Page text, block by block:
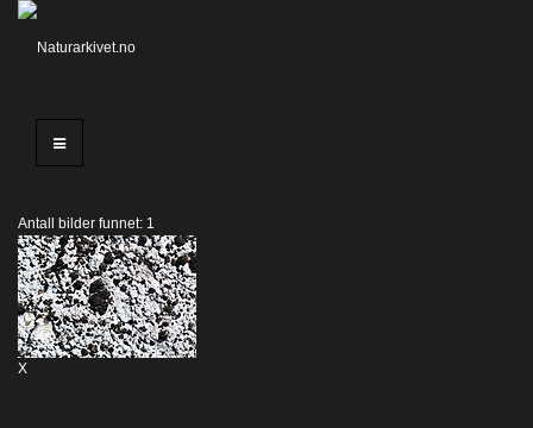
Antall bilder funnet: 1
X